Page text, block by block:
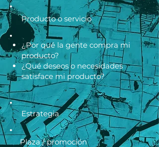
Producto o servicio
¿Por qué la gente compra mi
producto?
¿Qué deseos o necesidades
satisface mi producto?
Estrategia
Plaza / promoción